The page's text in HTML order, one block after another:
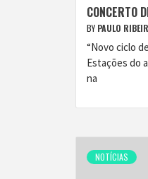
CONCERTO
BY PAULO
“Novo ciclo
Estações do
na
NOTÍCIAS